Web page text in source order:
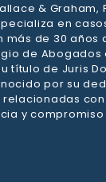
& Graham,
en
más de 30 años
de Abogados
título de Juris
por su
y compromiso